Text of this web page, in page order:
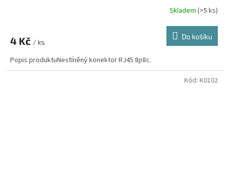
Skladem (>5 ks)
4 Kč / ks
Do košíku
Popis produktuNestíněný konektor RJ45 8p8c.
Kód: K0102